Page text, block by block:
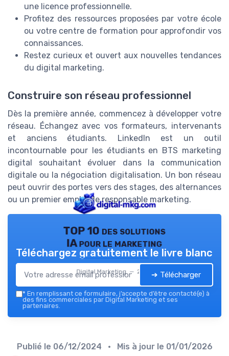
une licence professionnelle.
Profitez des ressources proposées par votre école
ou votre centre de formation pour approfondir vos
connaissances.
Restez curieux et ouvert aux nouvelles tendances
du digital marketing.
Construire son réseau professionnel
Dès la première année, commencez à développer votre
réseau. Échangez avec vos formateurs, intervenants
et anciens étudiants. LinkedIn est un outil
incontournable pour les étudiants en BTS marketing
digital souhaitant évoluer dans la communication
digitale ou la négociation digitalisation. Un bon réseau
peut ouvrir des portes vers des stages, des alternances
ou un premier emploi de responsable marketing.
TOP 10 des solutions
IA pour le marketing
Digital Marketing — 2026
Téléchargez gratuitement le livre blanc
➔ Télécharger
* En remplissant ce formulaire, j’accepte d’être contacté(e) à
des fins commerciales par Digital Marketing et ses
partenaires.
Publié le 06/12/2024 • Mis à jour le 01/01/2026